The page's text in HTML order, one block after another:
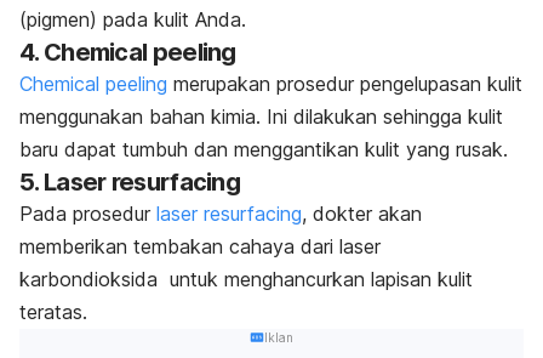
(pigmen) pada kulit Anda.
4. Chemical peeling
Chemical peeling merupakan prosedur pengelupasan kulit
menggunakan bahan kimia. Ini dilakukan sehingga kulit
baru dapat tumbuh dan menggantikan kulit yang rusak.
5. Laser resurfacing
Pada prosedur laser resurfacing, dokter akan
memberikan tembakan cahaya dari laser
karbondioksida untuk menghancurkan lapisan kulit
teratas.
Iklan